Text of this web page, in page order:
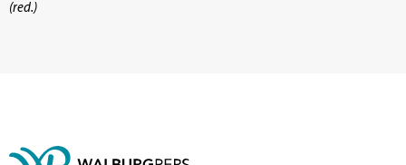
(red.)